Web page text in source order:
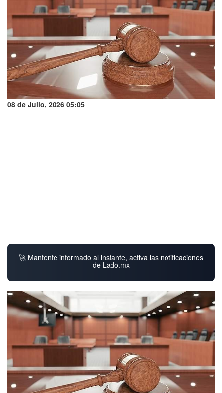
08 de Julio, 2026 05:05
🚀 Mantente informado al instante, activa las notificaciones
de Lado.mx